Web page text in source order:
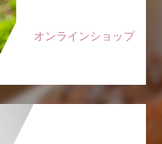
オンラインショップ